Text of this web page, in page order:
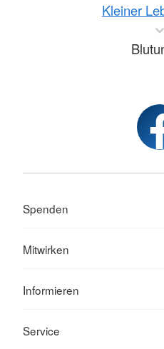
Kleiner
Spenden
Mitwirken
Informieren
Service